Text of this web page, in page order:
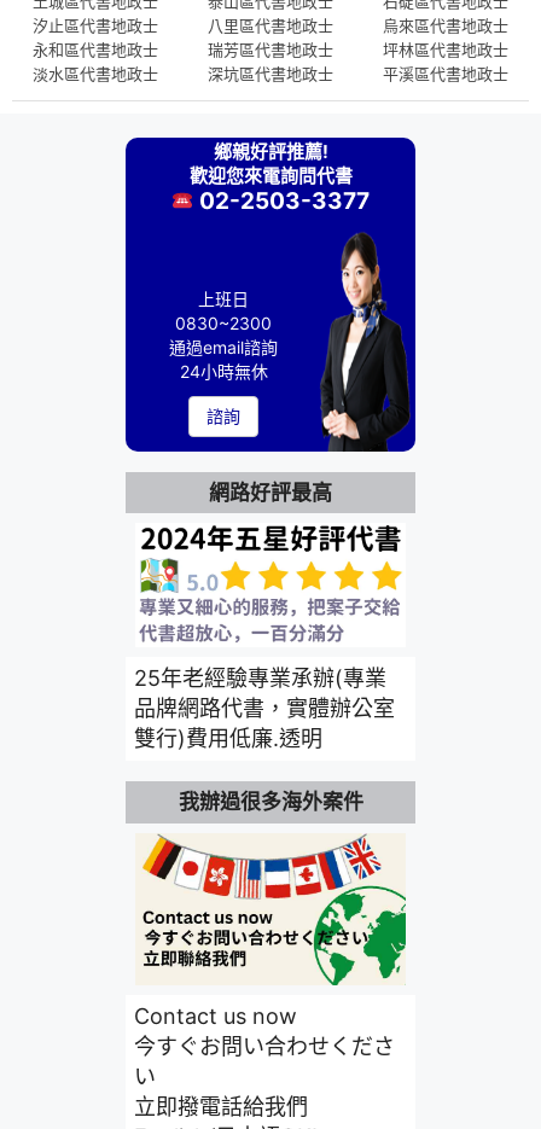
汐止區代書地政士
永和區代書地政士
淡水區代書地政士
八里區代書地政士
瑞芳區代書地政士
深坑區代書地政士
烏來區代書地政士
坪林區代書地政士
平溪區代書地政士
鄉親好評推薦!
歡迎您來電詢問代書
02-2503-3377
上班日
0830~2300
通過email諮詢
24小時無休
諮詢
網路好評最高
25年老經驗專業承辦(專業
品牌網路代書，實體辦公室
雙行)費用低廉.透明
我辦過很多海外案件
Contact us now
今すぐお問い合わせくださ
い
立即撥電話給我們